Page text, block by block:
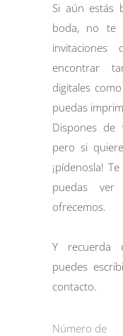
Si aún estás
boda, no te
encontrar
digitales
puedas
Dispones de
pero si
¡pídenosla!
puedas
ofrecemos.
Y recuerda
puedes
contacto.
Número de